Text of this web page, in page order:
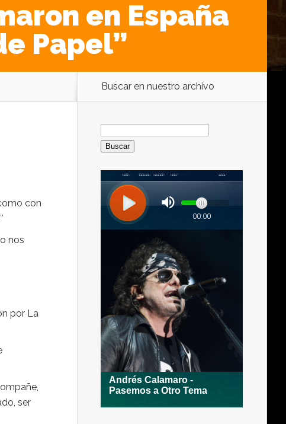
en España
Papel”
con
nos
por La
ser
Buscar en nuestro archivo
Buscar: